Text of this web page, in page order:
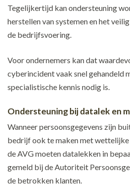
Tegelijkertijd kan ondersteuning
herstellen van systemen en het
de bedrijfsvoering.
Voor ondernemers kan dat
cyberincident vaak snel gehandeld
specialistische kennis nodig is.
Ondersteuning bij datalek en
Wanneer persoonsgegevens zijn
bedrijf ook te maken met
de AVG moeten datalekken in
gemeld bij de Autoriteit
de betrokken klanten.